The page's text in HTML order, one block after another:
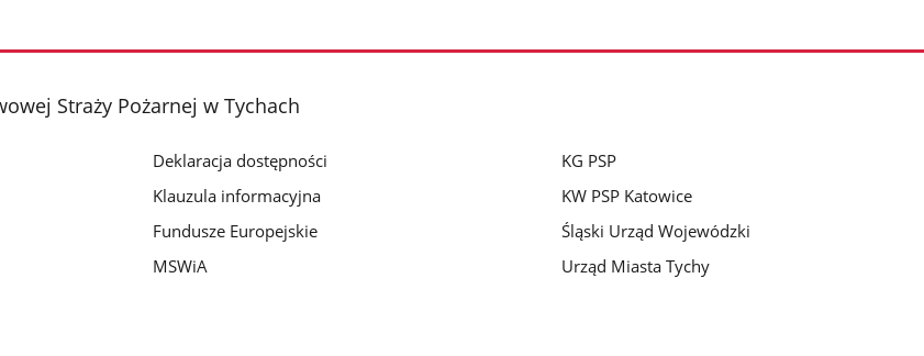
Straży Pożarnej w Tychach
Deklaracja dostępności
Klauzula informacyjna
Fundusze Europejskie
MSWiA
KG PSP
KW PSP Katowice
Śląski Urząd Wojewódzki
Urząd Miasta Tychy